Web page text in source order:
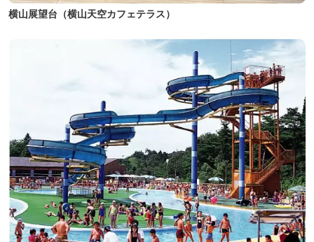
横山展望台（横山天空カフェテラス）